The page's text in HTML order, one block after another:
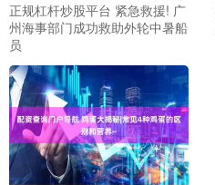
正规杠杆炒股平台 紧急救援! 广
州海事部门成功救助外轮中暑船
员